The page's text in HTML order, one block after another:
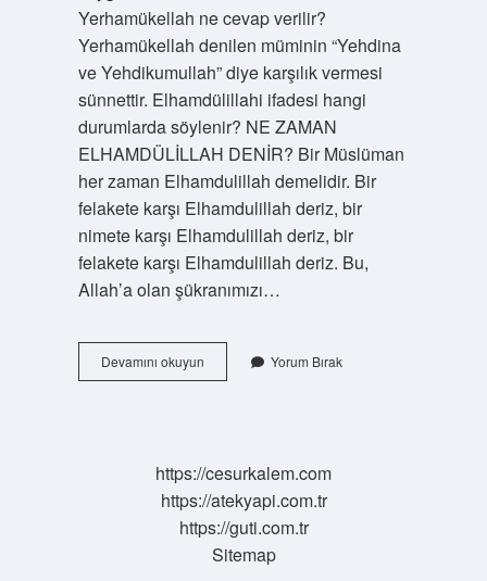
Yerhamükellah ne cevap verilir?
Yerhamükellah denilen müminin “Yehdina
ve Yehdikumullah” diye karşılık vermesi
sünnettir. Elhamdülillahi ifadesi hangi
durumlarda söylenir? NE ZAMAN
ELHAMDÜLİLLAH DENİR? Bir Müslüman
her zaman Elhamdulillah demelidir. Bir
felakete karşı Elhamdulillah deriz, bir
nimete karşı Elhamdulillah deriz, bir
felakete karşı Elhamdulillah deriz. Bu,
Allah’a olan şükranımızı…
Devamını okuyunElhamdülillah
Ne
Yorum Bırak
https://cesurkalem.com
https://atekyapi.com.tr
https://guti.com.tr
Sitemap